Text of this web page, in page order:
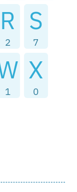
R
2
S
7
1
X
0